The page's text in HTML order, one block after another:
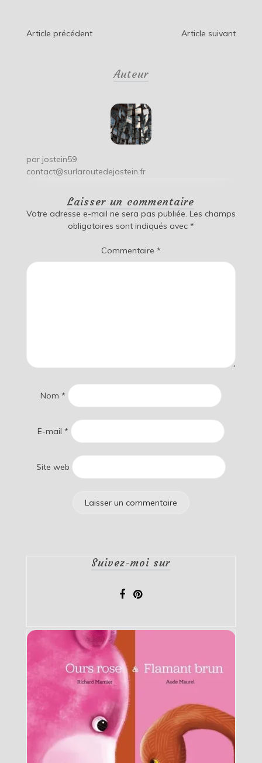
Navigation
Article précédent Article suivant
Auteur
par jostein59
contact@surlaroutedejostein.fr
Laisser un commentaire
Votre adresse e-mail ne sera pas publiée. Les champs
obligatoires sont indiqués avec *
Commentaire *
Nom *
E-mail *
Site web
Suivez-moi sur